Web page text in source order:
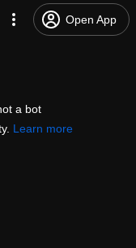
Open App
a bot
Learn more